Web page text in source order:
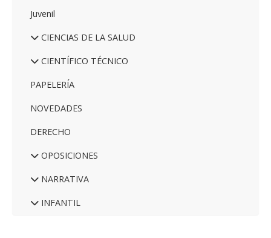
Juvenil
CIENCIAS DE LA SALUD
CIENTÍFICO TÉCNICO
PAPELERÍA
NOVEDADES
DERECHO
OPOSICIONES
NARRATIVA
INFANTIL